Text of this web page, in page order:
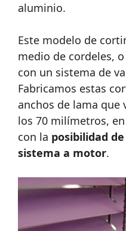
aluminio.
Este modelo de
medio de cordeles,
con un sistema de
Fabricamos estas
anchos de lama que
los 70 milímetros,
con la posibilidad
sistema a motor.